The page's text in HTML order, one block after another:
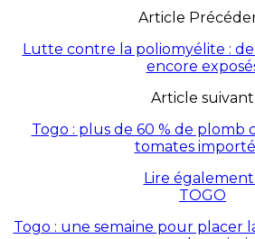
Article
Lutte contre la poliomyélite : de
encore
Article suivant
Togo : plus de 60 % de plomb
tomates
Lire
TOGO
Togo : une semaine pour placer